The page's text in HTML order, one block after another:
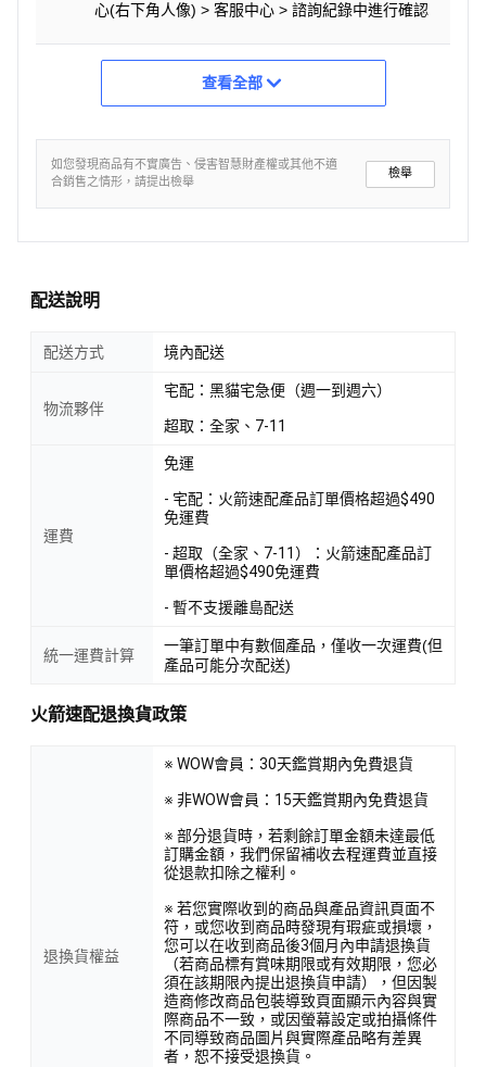
心(右下角人像) > 客服中心 > 諮詢紀錄中進行確認
查看全部
如您發現商品有不實廣告、侵害智慧財產權或其他不適
合銷售之情形，請提出檢舉
檢舉
配送說明
配送方式 境內配送
物流夥伴
宅配：黑貓宅急便（週一到週六）
超取：全家、7-11
運費
免運
- 宅配：火箭速配產品訂單價格超過$490
免運費
- 超取（全家、7-11）：火箭速配產品訂
單價格超過$490免運費
- 暫不支援離島配送
統一運費計算
一筆訂單中有數個產品，僅收一次運費(但
產品可能分次配送)
火箭速配退換貨政策
退換貨權益
※ WOW會員：30天鑑賞期內免費退貨
※ 非WOW會員：15天鑑賞期內免費退貨
※ 部分退貨時，若剩餘訂單金額未達最低
訂購金額，我們保留補收去程運費並直接
從退款扣除之權利。
※ 若您實際收到的商品與產品資訊頁面不
符，或您收到商品時發現有瑕疵或損壞，
您可以在收到商品後3個月內申請退換貨
（若商品標有賞味期限或有效期限，您必
須在該期限內提出退換貨申請），但因製
造商修改商品包裝導致頁面顯示內容與實
際商品不一致，或因螢幕設定或拍攝條件
不同導致商品圖片與實際產品略有差異
者，恕不接受退換貨。